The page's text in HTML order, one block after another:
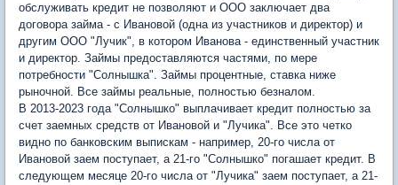
обслуживать кредит не позволяют и ООО заключает два
договора займа - с Ивановой (одна из участников и директор) и
другим ООО "Лучик", в котором Иванова - единственный участник
и директор. Займы предоставляются частями, по мере
потребности "Солнышка". Займы процентные, ставка ниже
рыночной. Все займы реальные, полностью безналом.
В 2013-2023 года "Солнышко" выплачивает кредит полностью за
счет заемных средств от Ивановой и "Лучика". Все это четко
видно по банковским выпискам - например, 20-го числа от
Ивановой заем поступает, а 21-го "Солнышко" погашает кредит. В
следующем месяце 20-го числа от "Лучика" заем поступает, а 21-